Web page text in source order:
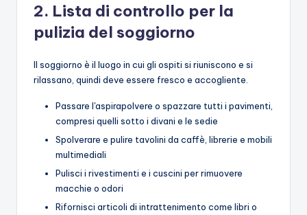
2. Lista di controllo per la
pulizia del soggiorno
Il soggiorno è il luogo in cui gli ospiti si riuniscono e si
rilassano, quindi deve essere fresco e accogliente.
Passare l'aspirapolvere o spazzare tutti i pavimenti,
compresi quelli sotto i divani e le sedie
Spolverare e pulire tavolini da caffè, librerie e mobili
multimediali
Pulisci i rivestimenti e i cuscini per rimuovere
macchie o odori
Rifornisci articoli di intrattenimento come libri o